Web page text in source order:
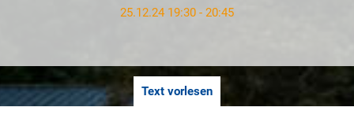
25.12.24 19:30 - 20:45
Text vorlesen